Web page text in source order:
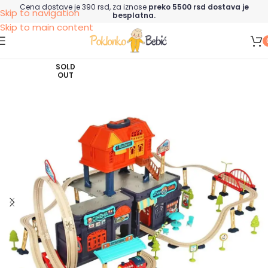
Skip to navigation
Skip to main content
Cena dostave je 390 rsd, za iznose preko 5500 rsd dostava je
besplatna.
SOLD
OUT